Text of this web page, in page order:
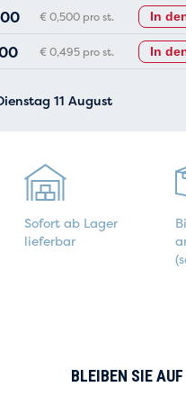
€ 0,500 pro st. In
€ 0,495 pro st. In
11 August
Sofort ab Lager
lieferbar
BLEIBEN SIE